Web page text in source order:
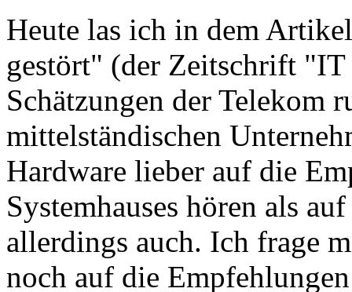
Heute las ich in dem
gestört" (der Zeitschrift
Schätzungen der Telekom
mittelständischen
Hardware lieber auf die
Systemhauses hören als
allerdings auch. Ich frage
noch auf die